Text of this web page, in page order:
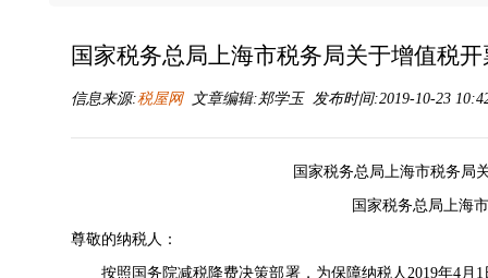
国家税务总局上海市税务局关于增值税
信息来源:税屋网文章编辑:郑学玉 发布时间:2019-10-23
国家税务总局上海市税务局
国家税务总局上海
尊敬的纳税人：
按照国务院减税降费决策部署，为保障纳税人2019年4月1